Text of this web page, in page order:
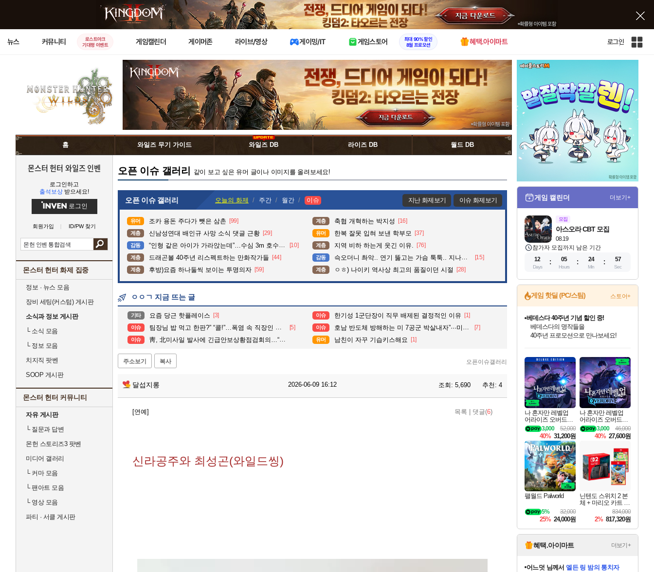
X
뉴스 커뮤니티
로스트아크
기대평 이벤트
게임캘린더 게이머존 라이브/영상 게이밍/IT 게임스토어
최대 90% 할인
8월 프로모션
혜택.아이마트 로그인
인
트
홈 와일즈 무기 가이드 와일즈 DB 라이즈 DB 월드 DB
몬스터 헌터 와일즈 인벤
로그인하고
출석보상 받으세요!
로그인
회원가입 ID/PW 찾기
몬스터 헌터 화제 집중
정보 · 뉴스 모음
장비 세팅(커스텀) 게시판
소식과 정보 게시판
└소식 모음
└정보 모음
치지직 팟벤
SOOP 게시판
몬스터 헌터 커뮤니티
자유 게시판
└질문과 답변
몬헌 스토리즈3 팟벤
미디어 갤러리
└커마 모음
└팬아트 모음
└영상 모음
파티 · 서클 게시판
오픈 이슈 갤러리 같이 보고 싶은 유머 글이나 이미지를 올려보세요!
오픈 이슈 갤러리 오늘의 화제 주간 월간 이슈 지난 화제보기 이슈 화제보기
유머 조카 용돈 주다가 뺏은 삼촌 [99] 계층 축협 개혁하는 박지성 [16]
계층 신남성연대 배인규 사망 소식 댓글 근황 [29] 유머 한복 잘못 입혀 보낸 학부모 [37]
감동 “인형 같은 아이가 가라앉는데”…수심 3m 호수 뛰어든 60대 의인 [10] 계층 지역 비하 하는게 웃긴 이유. [76]
계층 드래곤볼 40주년 리스펙트하는 만화작가들 [44] 감동 슥오더니 촤악.. 연기 뚫고는 가슴 툭툭.. 지나가던 아재의 정체 [15]
계층 후방)요즘 하나둘씩 보이는 투명의자 [59] 계층 ㅇㅎ) 나이키 역사상 최고의 품질이던 시절 [28]
ㅇㅇㄱ 지금 뜨는 글
기타 요즘 당근 핫플레이스 [3] 이슈 한기성 1군단장이 직무 배제된 결정적인 이유 [1]
이슈 팀장님 밥 먹고 한판?” “콜!”…폭염 속 직장인 사로잡은 ‘점심 몰캉스’ [5] 이슈 호남 반도체 방해하는 미 7공군 박살내자”···미군기지 무단침입 대학생단체 회원 3명 구속, 1명은 기각 [7]
이슈 靑, 北미사일 발사에 긴급안보상황점검회의…“도발 중단 촉구” 유머 남친이 자꾸 기습키스해요 [1]
주소보기 복사 오픈이슈갤러리
달섭지롱 2026-06-09 16:12 조회: 5,690 추천: 4
[연예] 목록 댓글(6)
신라공주와 최성곤(와일드씽)
게임 캘린더 더보기+
모집
08.19
아스오라 CBT 모집
참가자 모집까지 남은 기간
12
Days
05
Hours
24
Min
56
Sec
게임 핫딜 (PC/스팀) 스토어+
최대 90% 할인가를 만나보세요!
네이버혜택과 함께 만나보세요!
50%할인&추가 적립까지!
이니&베니 혜택까지!
네이버 혜택가와 함께 예약하세요!
할인&네이버혜택으로 만나보세요!
네이버페이 혜택과 만나보세요!
40주년 프로모션으로 만나보세요!
마블 투혼 파이팅 소울즈 예약 판매 중!
마블 히어로 총 출동&화려한 격투!
네이버 포인트 혜택까지!
할인가에 만나보세요!
일부 에디션 상시 할인!
혜택으로 예약 판매 중
편안하게 충전하세요
나 혼자만 레벨업
어라이즈 오버드라
이브 디럭스 에디션
Solo Leveling Arise
Overdrive Deluxe Edi
tion
52,000
3,000
40% 31,200원
나 혼자만 레벨업
어라이즈 오버드라
이브 Solo Leveling A
rise
46,000
3,000
40% 27,600원
팰월드 Palworld
32,000
5%
25% 24,000원
닌텐도 스위치 2 본
체 + 마리오 카트 월
드 + 포켓몬 포코피
아 번들
834,000
2% 817,320원
혜택.아이마트 더보기+
어느덧 님께서엘든 링 밤의 통치자